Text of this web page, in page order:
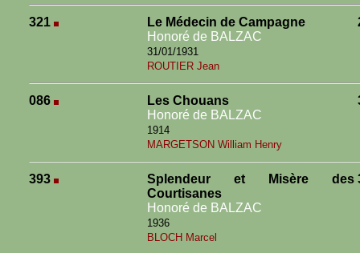
321
Le Médecin de Campagne
Honoré de BALZAC
31/01/1931
ROUTIER Jean
086
Les Chouans
Honoré de BALZAC
1914
MARGETSON William Henry
393
Splendeur et Misère des
Courtisanes
Honoré de BALZAC
1936
BLOCH Marcel